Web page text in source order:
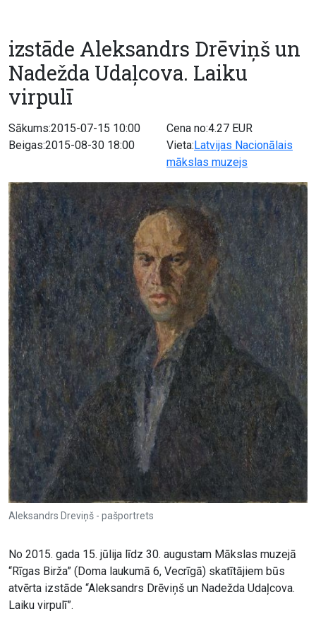
izstāde Aleksandrs Drēviņš un
Nadežda Udaļcova. Laiku
virpulī
Sākums:2015-07-15 10:00
Beigas:2015-08-30 18:00
Cena no:4.27 EUR
Vieta:Latvijas Nacionālais
mākslas muzejs
Aleksandrs Dreviņš - pašportrets
No 2015. gada 15. jūlija līdz 30. augustam Mākslas muzejā
“Rīgas Birža” (Doma laukumā 6, Vecrīgā) skatītājiem būs
atvērta izstāde “Aleksandrs Drēviņš un Nadežda Udaļcova.
Laiku virpulī”.